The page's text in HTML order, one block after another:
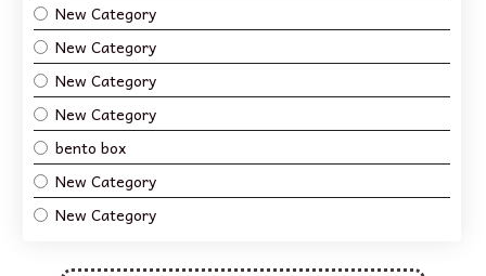
New Category
New Category
New Category
New Category
bento box
New Category
New Category